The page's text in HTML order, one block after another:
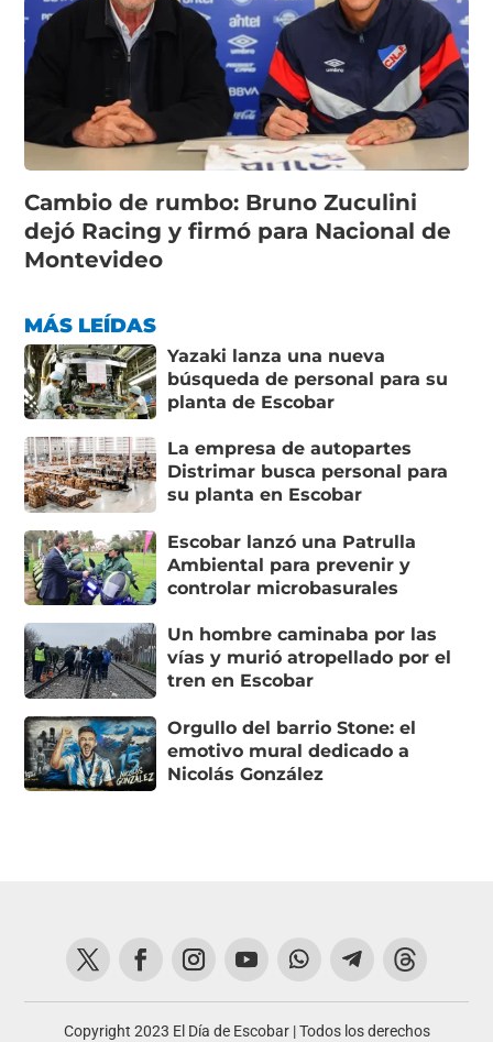
Cambio de rumbo: Bruno Zuculini
dejó Racing y firmó para Nacional de
Montevideo
MÁS LEÍDAS
Yazaki lanza una nueva
búsqueda de personal para su
planta de Escobar
La empresa de autopartes
Distrimar busca personal para
su planta en Escobar
Escobar lanzó una Patrulla
Ambiental para prevenir y
controlar microbasurales
Un hombre caminaba por las
vías y murió atropellado por el
tren en Escobar
Orgullo del barrio Stone: el
emotivo mural dedicado a
Nicolás González
Copyright 2023 El Día de Escobar | Todos los derechos